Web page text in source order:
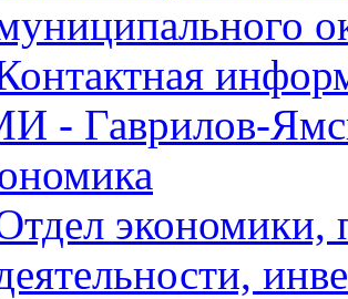
- Гаврилов-
экономики,